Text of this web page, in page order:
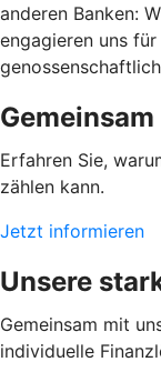
anderen Banken:
engagieren uns
Erfahren Sie,
zählen kann.
Jetzt informieren
Unsere
Gemeinsam mit
individuelle